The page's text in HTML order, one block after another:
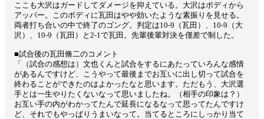
ここも大沢はガードしてダメージを抑えている。大沢はボディから
アッパー。このボディに瓦田はやや効いたような素振りを見せる。
両者打ち合いの中で終了のゴング。判定は10-9（瓦田）、10-9（大
沢）、10-9（瓦田）と2-1で瓦田。先輩後輩対決を僅差で制した。
■試合後の瓦田脩二のコメント
「（試合の感想は）文也くんと試合をするにあたっていろんな感情
があるんですけど、こうやって最後までお互いに出し切って試合を
終わることができたのはよかったなと思います。ただもう、大沢選
手とは一生やりたくないなって思いましたね。（相手の印象は？）
お互い手の内がわかってたんで延長になるなって思ってたんですけ
ど、それでもやっぱりうまいなって。当てるところにしっかり当て